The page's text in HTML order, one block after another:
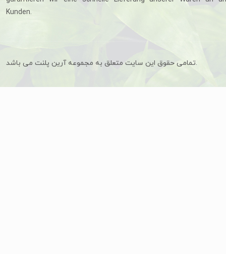
Kunden.
تمامی حقوق این سایت متعلق به مجموعه آرین پلنت می باشد.